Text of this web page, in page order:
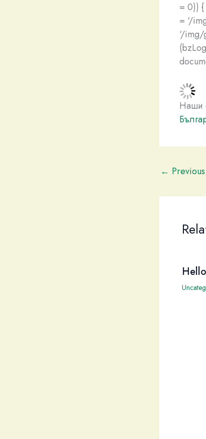
= 0))
= ‘/
‘/
Наши
←